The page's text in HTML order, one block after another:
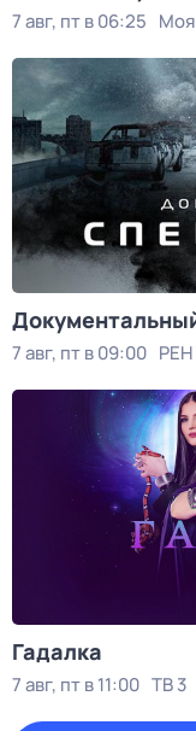
7 авг, пт в 06:25
7 авг, пт в 09:00 РЕН
Гадалка
7 авг, пт в 11:00 ТВ 3